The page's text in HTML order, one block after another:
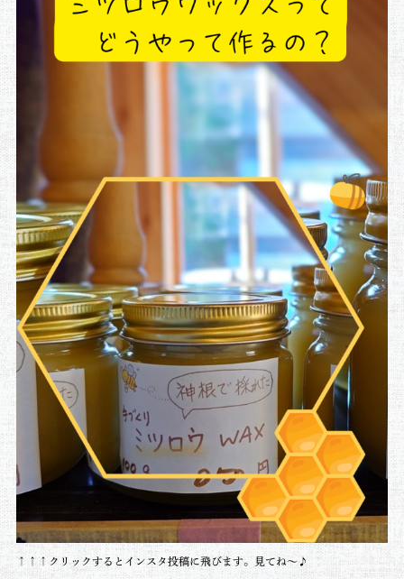
↑↑↑クリックするとインスタ投稿に飛びます。見てね～♪